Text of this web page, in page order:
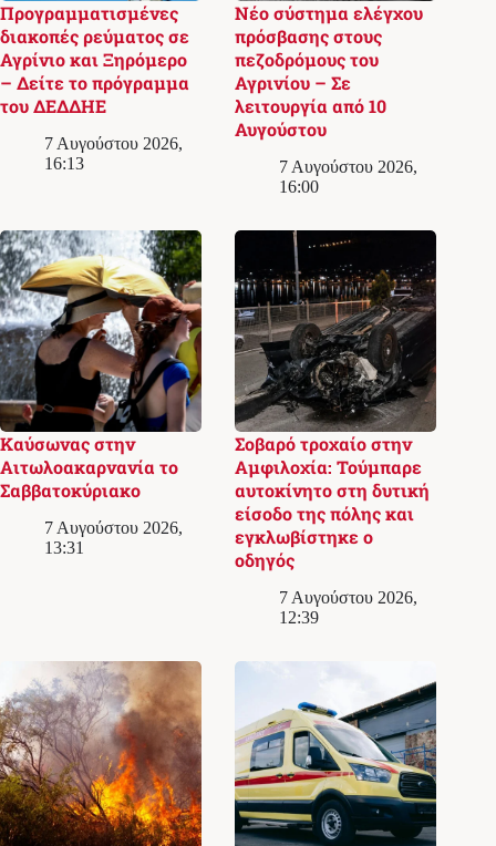
Προγραμματισμένες
διακοπές ρεύματος σε
Αγρίνιο και Ξηρόμερο
– Δείτε το πρόγραμμα
του ΔΕΔΔΗΕ
7 Αυγούστου 2026,
16:13
Νέο σύστημα ελέγχου
πρόσβασης στους
πεζοδρόμους του
Αγρινίου – Σε
λειτουργία από 10
Αυγούστου
7 Αυγούστου 2026,
16:00
Καύσωνας στην
Αιτωλοακαρνανία το
Σαββατοκύριακο
7 Αυγούστου 2026,
13:31
Σοβαρό τροχαίο στην
Αμφιλοχία: Τούμπαρε
αυτοκίνητο στη δυτική
είσοδο της πόλης και
εγκλωβίστηκε ο
οδηγός
7 Αυγούστου 2026,
12:39